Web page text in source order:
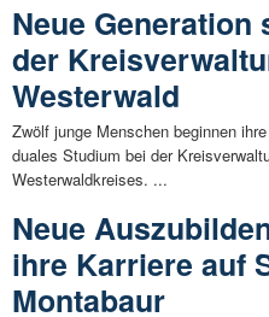
Neue Generation
der
Westerwald
Zwölf junge Menschen beginnen
duales Studium bei der
Westerwaldkreises. ...
Neue
ihre Karriere auf
Montabaur